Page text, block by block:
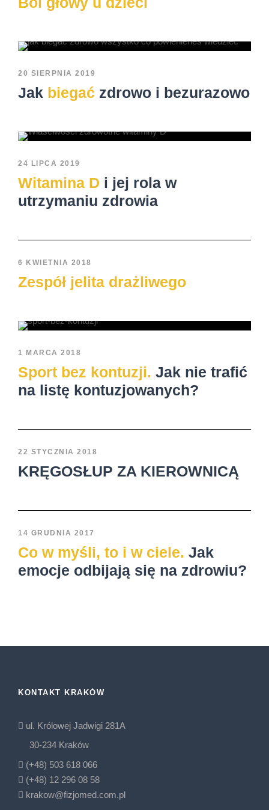
20 SIERPNIA 2019
Jak biegać zdrowo i bezurazowo
24 LIPCA 2019
Witamina D i jej rola w
utrzymaniu zdrowia
6 KWIETNIA 2018
Zespół jelita drażliwego
1 MARCA 2018
Sport bez kontuzji. Jak nie trafić
na listę kontuzjowanych?
22 STYCZNIA 2018
KRĘGOSŁUP ZA KIEROWNICĄ
14 GRUDNIA 2017
Co w myśli, to i w ciele. Jak
emocje odbijają się na zdrowiu?
KONTAKT KRAKÓW
ul. Królowej Jadwigi 281A
30-234 Kraków
(+48) 503 618 066
(+48) 12 296 08 58
krakow@fizjomed.com.pl